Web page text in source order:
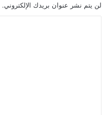
لن يتم نشر عنوان بريدك الإلكتروني.